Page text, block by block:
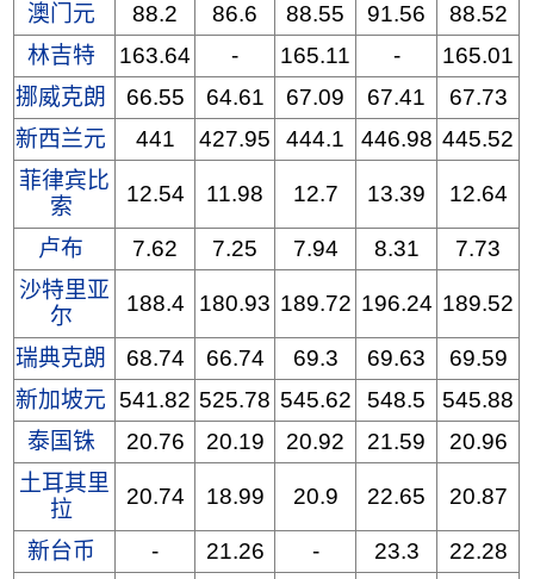
澳门元
88.2 86.6 88.55 91.56
88.52
林吉特
163.64 - 165.11 -
165.01
挪威克朗
66.55 64.61 67.09 67.41
67.73
新西兰元
441 427.95 444.1 446.98 445.52
菲律宾比
索
12.54 11.98 12.7 13.39 12.64
卢布 7.62 7.25 7.94 8.31
7.73
沙特里亚
尔
188.4 180.93 189.72 196.24 189.52
瑞典克朗 68.74 66.74 69.3 69.63
69.59
新加坡元
541.82 525.78 545.62 548.5
545.88
泰国铢
20.76 20.19 20.92 21.59
20.96
土耳其里
拉
20.74 18.99 20.9 22.65 20.87
新台币 - 21.26 - 23.3
22.28